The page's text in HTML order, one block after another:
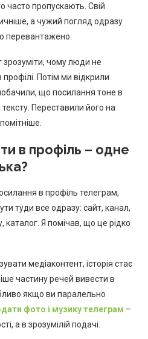
часто пропускають. Свій
а чужий погляд одразу
перевантажено.
чому люди не
Потім ми відкрили
що посилання тоне в
Переставили його на
в профіль – одне
в профіль телеграм,
туди все одразу: сайт, канал,
каталог. Я помічав, що це рідко
медіаконтент, історія стає
частину речей вивести в
якщо ви паралельно
фото і музику телеграм –
а в зрозумілій подачі.